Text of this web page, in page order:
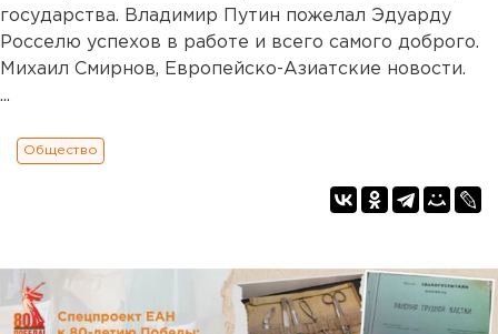
государства. Владимир Путин пожелал Эдуарду
Росселю успехов в работе и всего самого доброго.
Михаил Смирнов, Европейско-Азиатские новости.
...
Общество